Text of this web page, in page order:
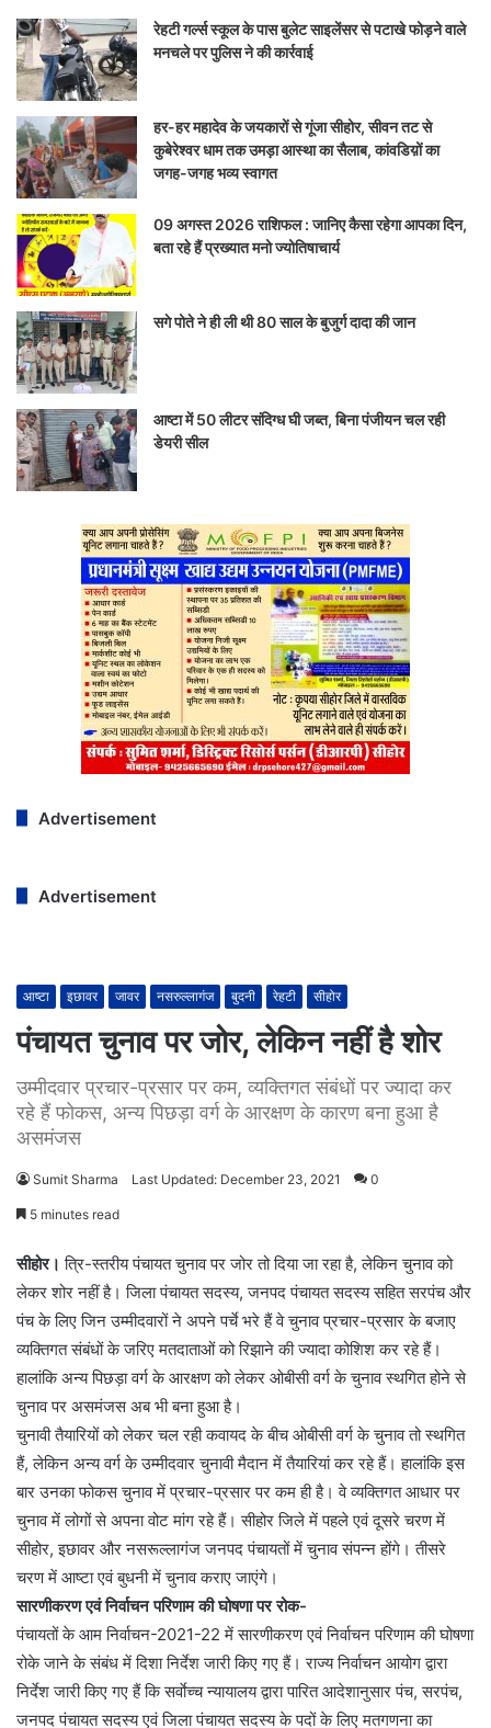
रेहटी गर्ल्स स्कूल के पास बुलेट साइलेंसर से पटाखे फोड़ने वाले
मनचले पर पुलिस ने की कार्रवाई
हर-हर महादेव के जयकारों से गूंजा सीहोर, सीवन तट से
कुबेरेश्वर धाम तक उमड़ा आस्था का सैलाब, कांवडिय़ों का
जगह-जगह भव्य स्वागत
09 अगस्त 2026 राशिफल : जानिए कैसा रहेगा आपका दिन,
बता रहे हैं प्रख्यात मनो ज्योतिषाचार्य
सगे पोते ने ही ली थी 80 साल के बुजुर्ग दादा की जान
आष्टा में 50 लीटर संदिग्ध घी जब्त, बिना पंजीयन चल रही
डेयरी सील
Advertisement
Advertisement